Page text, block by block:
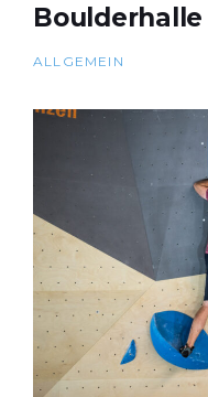
Boulderhalle
ALLGEMEIN